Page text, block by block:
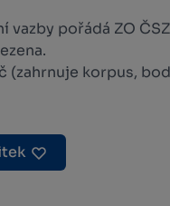
vazby pořádá ZO
(zahrnuje korpus,